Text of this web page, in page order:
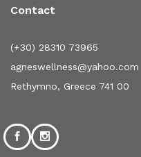
Contact
(+30) 28310 73965
agneswellness@yahoo.com
Rethymno, Greece 741 00